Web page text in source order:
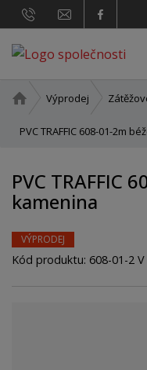
o
í
s
r
a
Výprodej
PVC TRAFFIC 608-01-2m
PVC TRAFFIC
kamenina
VÝPRODEJ
Kód produktu: 608-01-2 V